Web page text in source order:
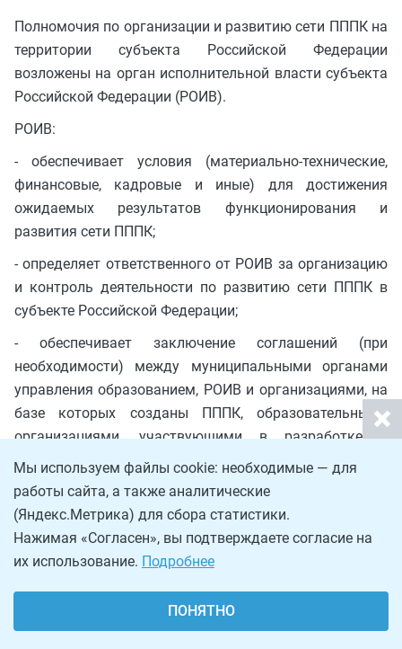
Полномочия по организации и развитию сети ПППК на
территории субъекта Российской Федерации
возложены на орган исполнительной власти субъекта
Российской Федерации (РОИВ).
РОИВ:
- обеспечивает условия (материально-технические,
финансовые, кадровые и иные) для достижения
ожидаемых результатов функционирования и
развития сети ПППК;
- определяет ответственного от РОИВ за организацию
и контроль деятельности по развитию сети ПППК в
субъекте Российской Федерации;
- обеспечивает заключение соглашений (при
необходимости) между муниципальными органами
управления образованием, РОИВ и организациями, на
базе которых созданы ПППК, образовательными
организациями, участвующими в разработке и
реализации программ для обучающихся в ПППК, о
взаимодействии и совместной реализации
мероприятий, направленных на организационное и
научно-методическое сопровождение развития сети
ПППК в субъекте Российской Федерации;
созданию и развитию сети ПППК, который
устанавливает роль, функции, права, ответственность
Мы используем файлы cookie: необходимые — для
работы сайта, а также аналитические
(Яндекс.Метрика) для сбора статистики.
Нажимая «Согласен», вы подтверждаете согласие на
их использование. Подробнее
ПОНЯТНО